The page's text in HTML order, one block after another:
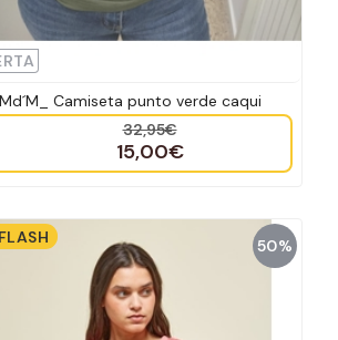
Md´M_ Camiseta punto verde caqui
32,95€
15,00€
50%
FLASH